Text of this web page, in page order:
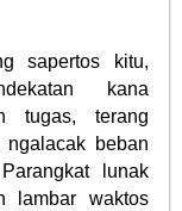
sapertos kitu,
kana
tugas, terang
beban
lunak
lambar waktos